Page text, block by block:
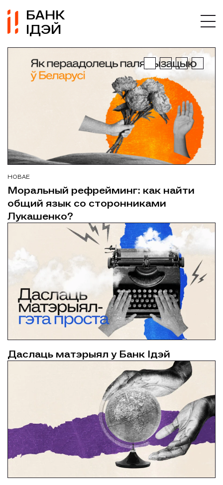
БАНК
ІДЭЙ
НОВАЕ
Моральный рефрейминг: как найти
общий язык со сторонниками
Лукашенко?
НОВАЕ
Беларусь у люстэрку сусветных медыя:
вынікі маніторынгу замежных СМІ за
2025 год
Даслаць матэрыял у Банк Ідэй